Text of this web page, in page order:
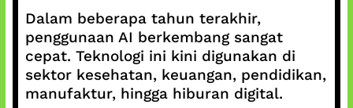
Dalam beberapa tahun terakhir,
penggunaan AI berkembang sangat
cepat. Teknologi ini kini digunakan di
sektor kesehatan, keuangan, pendidikan,
manufaktur, hingga hiburan digital.